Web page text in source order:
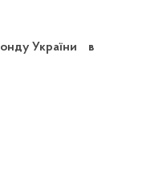
України в